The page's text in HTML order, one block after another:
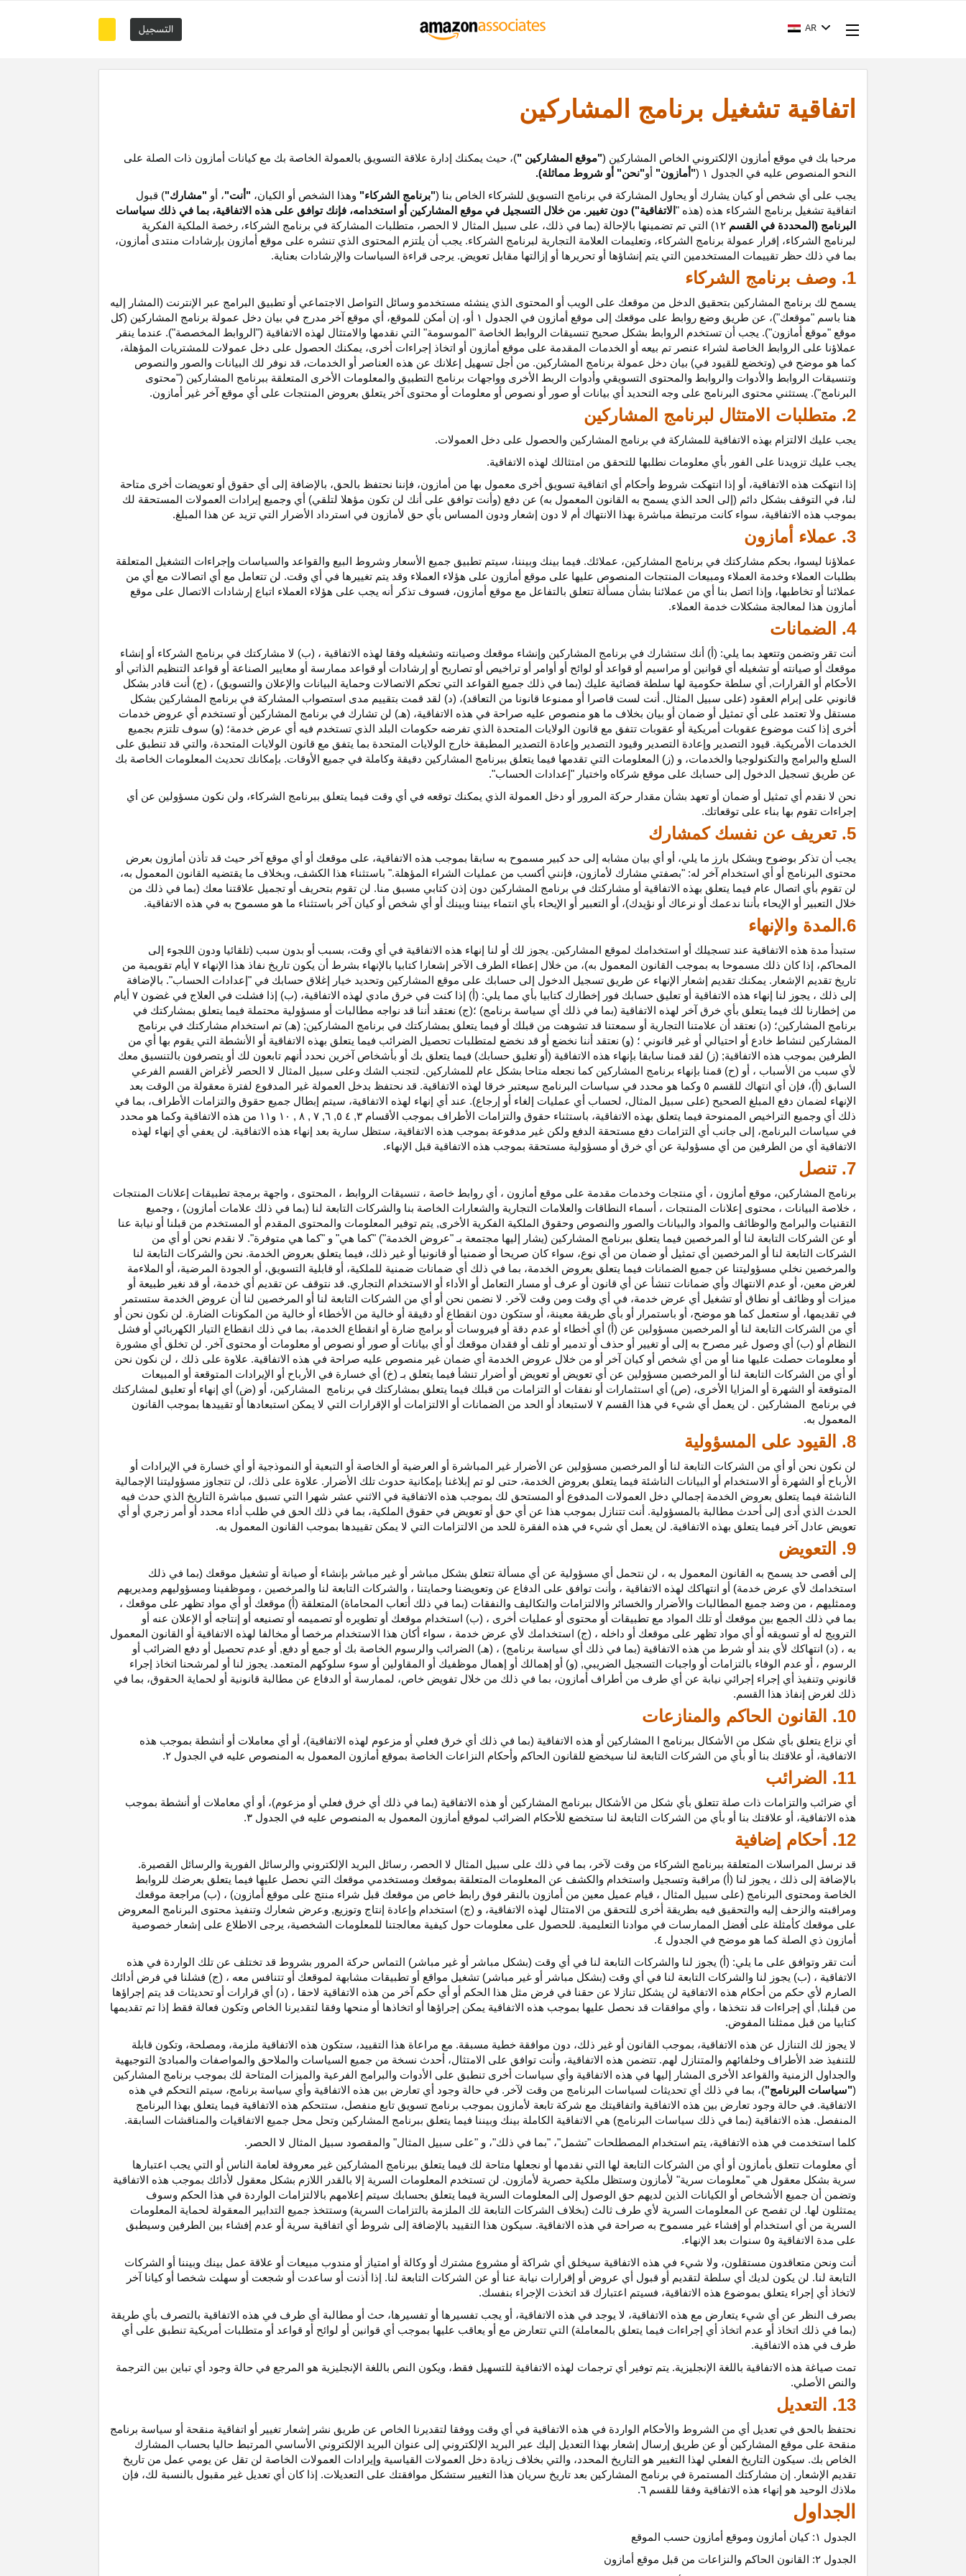
التسجيل AR
اتفاقية تشغيل برنامج المشاركين
مرحبا بك في موقع أمازون الإلكتروني الخاص المشاركين ("موقع المشاركين ")، حيث يمكنك إدارة علاقة التسويق بالعمولة الخاصة بك مع كيانات أمازون ذات الصلة على
النحو المنصوص عليه في الجدول ۱ ( "أمازون" أو"نحن" أو شروط مماثلة).
يجب على أي شخص أو كيان يشارك أو يحاول المشاركة في برنامج التسويق للشركاء الخاص بنا ("برنامج الشركاء" وهذا الشخص أو الكيان، "أنت"، أو "مشارك") قبول
اتفاقية تشغيل برنامج الشركاء هذه (هذه " الاتفاقية") دون تغيير. من خلال التسجيل في موقع المشاركين أو استخدامه، فإنك توافق على هذه الاتفاقية، بما في ذلك سياسات
البرنامج (المحددة في القسم ۱۲) التي تم تضمينها بالإحالة (بما في ذلك، على سبيل المثال لا الحصر، متطلبات المشاركة في برنامج الشركاء، رخصة الملكية الفكرية
لبرنامج الشركاء،
إقرار عمولة برنامج الشركاء، وتعليمات العلامة التجارية لبرنامج الشركاء. يجب أن يلتزم المحتوى الذي تنشره على موقع أمازون بإرشادات منتدى أمازون،
بما في ذلك حظر تقييمات المستخدمين التي يتم إنشاؤها أو تحريرها أو إزالتها مقابل تعويض. يرجى قراءة السياسات والإرشادات بعناية.
1. وصف برنامج الشركاء
يسمح لك برنامج المشاركين بتحقيق الدخل من موقعك على الويب أو المحتوى الذي ينشئه مستخدمو وسائل التواصل الاجتماعي أو تطبيق البرامج عبر الإنترنت (المشار إليه
هنا باسم "موقعك")، عن طريق وضع روابط على موقعك إلى موقع أمازون في الجدول ۱ أو، إن أمكن للموقع، أي موقع آخر مدرج في بيان دخل عمولة برنامج المشاركين (كل
موقع "موقع أمازون"). يجب أن تستخدم الروابط بشكل صحيح تنسيقات الروابط الخاصة "الموسومة" التي نقدمها والامتثال لهذه الاتفاقية ("الروابط المخصصة"). عندما ينقر
عملاؤنا على الروابط الخاصة لشراء عنصر تم بيعه أو الخدمات المقدمة على موقع أمازون أو اتخاذ إجراءات أخرى، يمكنك الحصول على دخل عمولات للمشتريات
المؤهلة،
كما هو موضح في (وتخضع للقيود في) بيان دخل عمولة برنامج المشاركين. من أجل تسهيل إعلانك عن هذه العناصر أو
الخدمات، قد نوفر لك البيانات والصور والنصوص
وتنسيقات الروابط والأدوات والروابط والمحتوى التسويقي وأدوات الربط الأخرى وواجهات برنامج التطبيق والمعلومات الأخرى المتعلقة ببرنامج المشاركين ("محتوى
البرنامج"). يستثني محتوى البرنامج على وجه التحديد أي بيانات أو صور أو نصوص أو معلومات أو محتوى آخر يتعلق بعروض المنتجات على أي موقع آخر غير أمازون.
2. متطلبات الامتثال لبرنامج المشاركين
يجب عليك الالتزام بهذه الاتفاقية للمشاركة في برنامج المشاركين والحصول على دخل العمولات.
يجب عليك تزويدنا على الفور بأي معلومات نطلبها للتحقق من امتثالك لهذه الاتفاقية.
إذا انتهكت هذه
الاتفاقية، أو إذا انتهكت شروط وأحكام أي اتفاقية تسويق أخرى معمول بها من أمازون، فإننا نحتفظ بالحق، بالإضافة إلى أي حقوق أو تعويضات أخرى متاحة
لنا، في التوقف بشكل دائم (إلى الحد الذي يسمح به القانون المعمول به) عن دفع (وأنت توافق على أنك لن تكون مؤهلا لتلقي) أي وجميع إيرادات العمولات المستحقة لك
بموجب هذه
الاتفاقية، سواء كانت مرتبطة مباشرة بهذا الانتهاك أم لا دون إشعار ودون المساس بأي حق لأمازون في استرداد الأضرار التي تزيد عن هذا المبلغ.
3. عملاء أمازون
عملاؤنا ليسوا، بحكم مشاركتك في برنامج المشاركين، عملائك. فيما بينك وبيننا، سيتم تطبيق جميع الأسعار وشروط البيع والقواعد والسياسات وإجراءات التشغيل المتعلقة
بطلبات العملاء وخدمة العملاء ومبيعات المنتجات المنصوص عليها على موقع أمازون على هؤلاء العملاء وقد يتم تغييرها في أي وقت. لن تتعامل مع أي اتصالات مع أي من
عملائنا أو تخاطبها، وإذا اتصل بنا أي من عملائنا بشأن مسألة تتعلق بالتفاعل مع موقع أمازون، فسوف تذكر أنه يجب على هؤلاء العملاء اتباع إرشادات الاتصال على موقع
أمازون هذا لمعالجة مشكلات خدمة العملاء.
4. الضمانات
أنت تقر وتضمن وتتعهد بما يلي: (أ) أنك ستشارك في برنامج المشاركين وإنشاء موقعك وصيانته وتشغيله وفقا لهذه الاتفاقية ، (ب) لا مشاركتك في برنامج الشركاء أو إنشاء
موقعك أو صيانته أو تشغيله أي قوانين أو مراسيم أو قواعد أو لوائح أو أوامر أو تراخيص أو تصاريح أو إرشادات أو قواعد ممارسة أو معايير الصناعة أو قواعد التنظيم الذاتي أو
الأحكام أو القرارات, أي سلطة حكومية لها سلطة قضائية عليك (بما في ذلك جميع القواعد التي تحكم الاتصالات وحماية البيانات والإعلان والتسويق) ، (ج) أنت قادر بشكل
قانوني على إبرام العقود (على سبيل المثال. أنت لست قاصرا أو ممنوعا قانونا من التعاقد)، (د) لقد قمت بتقييم مدى استصواب
المشاركة في برنامج المشاركين بشكل
مستقل ولا تعتمد على أي تمثيل أو ضمان أو بيان بخلاف ما هو منصوص عليه صراحة في هذه الاتفاقية، (هـ) لن تشارك في برنامج المشاركين أو تستخدم أي عروض خدمات
أخرى إذا كنت موضوع عقوبات أمريكية أو عقوبات تتفق مع قانون الولايات المتحدة الذي تفرضه حكومات البلد الذي تستخدم فيه أي عرض خدمة؛ (و) سوف تلتزم بجميع
الخدمات الأمريكية. قيود التصدير وإعادة التصدير وقيود التصدير وإعادة التصدير المطبقة خارج الولايات المتحدة بما يتفق مع قانون الولايات المتحدة، والتي قد تنطبق على
السلع والبرامج والتكنولوجيا والخدمات، و (ز) المعلومات التي تقدمها فيما يتعلق ببرنامج المشاركين دقيقة وكاملة في جميع الأوقات. بإمكانك تحديث المعلومات الخاصة بك
عن طريق تسجيل الدخول إلى حسابك على موقع شركاه واختيار "إعدادات الحساب".
نحن لا نقدم أي تمثيل أو ضمان أو تعهد بشأن مقدار حركة المرور أو دخل العمولة الذي يمكنك توقعه في أي وقت فيما يتعلق ببرنامج الشركاء، ولن نكون مسؤولين عن أي
إجراءات تقوم بها بناء على توقعاتك.
5. تعريف عن نفسك كمشارك
يجب أن تذكر بوضوح وبشكل بارز ما يلي، أو أي بيان مشابه إلى حد كبير مسموح به سابقا بموجب هذه الاتفاقية، على موقعك أو أي موقع آخر حيث قد تأذن أمازون بعرض
محتوى البرنامج أو أي استخدام آخر له: "بصفتي مشارك لأمازون، فإنني أكسب من عمليات الشراء المؤهلة." باستثناء هذا الكشف، وبخلاف ما يقتضيه القانون المعمول به،
لن تقوم بأي اتصال عام فيما يتعلق بهذه الاتفاقية أو مشاركتك في برنامج المشاركين دون إذن كتابي مسبق منا. لن تقوم بتحريف أو تجميل علاقتنا معك (بما في ذلك من
خلال التعبير أو الإيحاء بأننا ندعمك أو نرعاك أو نؤيدك)، أو التعبير أو الإيحاء بأي انتماء بيننا وبينك أو أي شخص أو كيان آخر باستثناء ما هو مسموح به في هذه الاتفاقية.
6.المدة والإنهاء
ستبدأ مدة هذه الاتفاقية عند تسجيلك أو استخدامك لموقع المشاركين. يجوز لك أو لنا إنهاء هذه الاتفاقية في أي وقت، بسبب أو بدون سبب (تلقائيا ودون اللجوء إلى
المحاكم، إذا كان ذلك مسموحا به بموجب القانون المعمول به)، من خلال إعطاء الطرف الآخر إشعارا كتابيا بالإنهاء بشرط أن يكون تاريخ نفاذ هذا الإنهاء ۷ أيام تقويمية من
تاريخ تقديم الإشعار. يمكنك تقديم إشعار الإنهاء عن طريق تسجيل الدخول إلى حسابك على موقع المشاركين وتحديد خيار إغلاق حسابك في "إعدادات الحساب". بالإضافة
إلى ذلك ، يجوز لنا إنهاء هذه الاتفاقية أو تعليق حسابك فور إخطارك كتابيا بأي مما يلي: (أ) إذا كنت في خرق مادي لهذه الاتفاقية، (ب) إذا فشلت في العلاج في غضون ۷ أيام
من إخطارنا لك فيما يتعلق بأي خرق آخر لهذه الاتفاقية (بما في ذلك أي سياسة برنامج) ؛(ج) نعتقد أننا قد نواجه مطالبات أو مسؤولية محتملة فيما يتعلق بمشاركتك في
برنامج المشاركين؛ (د) نعتقد أن علامتنا التجارية أو سمعتنا قد تشوهت من قبلك أو فيما يتعلق بمشاركتك في برنامج المشاركين; (هـ) تم استخدام مشاركتك في برنامج
المشاركين لنشاط خادع أو احتيالي أو غير قانوني ؛ (و) نعتقد أننا نخضع أو قد نخضع لمتطلبات تحصيل الضرائب فيما يتعلق بهذه الاتفاقية أو الأنشطة التي يقوم بها أي من
الطرفين بموجب هذه الاتفاقية; (ز) لقد قمنا سابقا بإنهاء هذه الاتفاقية (أو تغليق حسابك) فيما يتعلق بك أو بأشخاص آخرين نحدد أنهم تابعون لك أو يتصرفون بالتنسيق معك
لأي سبب من الأسباب ، أو (ح) قمنا بإنهاء برنامج المشاركين كما نجعله متاحا بشكل عام للمشاركين. لتجنب الشك وعلى سبيل المثال لا الحصر لأغراض القسم الفرعي
السابق (أ)، فإن أي انتهاك للقسم ٥ وكما هو محدد في سياسات البرنامج سيعتبر خرقا لهذه الاتفاقية. قد نحتفظ بدخل العمولة غير المدفوع لفترة معقولة من الوقت بعد
الإنهاء لضمان دفع المبلغ الصحيح (على سبيل المثال، لحساب أي عمليات إلغاء أو إرجاع). عند أي إنهاء لهذه
الاتفاقية، سيتم إبطال جميع حقوق والتزامات الأطراف، بما في
ذلك أي وجميع التراخيص الممنوحة فيما يتعلق بهذه
الاتفاقية، باستثناء حقوق والتزامات الأطراف بموجب الأقسام ۳, ٤ ٥, ٦, ۷ , ۸ , ۱۰ و۱۱ من هذه الاتفاقية وكما هو محدد
في سياسات البرنامج، إلى جانب أي التزامات دفع مستحقة
الدفع ولكن غير مدفوعة بموجب هذه الاتفاقية، ستظل سارية بعد إنهاء هذه الاتفاقية. لن يعفي أي إنهاء لهذه
الاتفاقية أي من الطرفين من أي مسؤولية عن أي خرق أو مسؤولية مستحقة بموجب هذه الاتفاقية قبل الإنهاء.
7. تنصل
برنامج المشاركين، موقع أمازون ، أي منتجات وخدمات مقدمة على موقع أمازون ، أي روابط خاصة ، تنسيقات الروابط ، المحتوى ، واجهة برمجة تطبيقات إعلانات المنتجات
، خلاصة البيانات ، محتوى إعلانات المنتجات ، أسماء النطاقات والعلامات التجارية والشعارات الخاصة بنا والشركات التابعة لنا (بما في ذلك علامات أمازون) ، وجميع
التقنيات والبرامج والوظائف والمواد والبيانات والصور والنصوص وحقوق الملكية الفكرية الأخرى, يتم توفير المعلومات والمحتوى المقدم أو المستخدم من قبلنا أو نيابة عنا
أو عن الشركات التابعة لنا أو المرخصين فيما يتعلق ببرنامج المشاركين (يشار إليها مجتمعة بـ "عروض الخدمة") "كما هي" و "كما هي متوفرة". لا نقدم نحن أو أي من
الشركات التابعة لنا أو المرخصين أي تمثيل أو ضمان من أي نوع، سواء كان صريحا أو ضمنيا أو قانونيا أو غير ذلك، فيما يتعلق بعروض الخدمة. نحن والشركات التابعة لنا
والمرخصين نخلي مسؤوليتنا عن جميع الضمانات فيما يتعلق بعروض الخدمة، بما في ذلك أي ضمانات ضمنية للملكية، أو قابلية التسويق، أو الجودة المرضية، أو الملاءمة
لغرض معين، أو عدم الانتهاك وأي ضمانات تنشأ عن أي قانون أو عرف أو مسار التعامل أو الأداء أو الاستخدام التجاري. قد نتوقف عن تقديم أي خدمة، أو قد نغير طبيعة أو
ميزات أو وظائف أو نطاق أو تشغيل أي عرض خدمة، في أي وقت ومن وقت لآخر. لا نضمن نحن أو أي من الشركات التابعة لنا أو المرخصين لنا أن عروض الخدمة ستستمر
في تقديمها، أو ستعمل كما هو موضح، أو باستمرار أو بأي طريقة معينة، أو ستكون دون انقطاع أو دقيقة أو خالية من الأخطاء أو خالية من المكونات الضارة. لن نكون نحن أو
أي من الشركات التابعة لنا أو المرخصين مسؤولين عن (أ) أي أخطاء أو عدم دقة أو فيروسات أو برامج ضارة أو انقطاع الخدمة، بما في ذلك انقطاع
التيار الكهربائي أو فشل
النظام أو (ب) أي وصول غير مصرح به إلى أو تغيير أو حذف أو تدمير أو تلف أو فقدان موقعك أو أي بيانات أو صور أو نصوص أو معلومات أو محتوى آخر. لن تخلق أي مشورة
أو معلومات حصلت عليها منا أو من أي شخص أو كيان آخر أو من خلال عروض الخدمة أي ضمان غير منصوص عليه صراحة في هذه الاتفاقية. علاوة على ذلك ، لن نكون نحن
أو أي من الشركات التابعة لنا أو المرخصين مسؤولين عن أي تعويض أو تعويض أو أضرار تنشأ فيما يتعلق بـ (خ) أي خسارة في
الأرباح أو الإيرادات المتوقعة أو المبيعات
المتوقعة أو الشهرة أو المزايا
الأخرى، (ص) أي استثمارات أو نفقات أو التزامات من قبلك فيما يتعلق بمشاركتك في برنامج المشاركين، أو (ض) أي إنهاء أو تعليق لمشاركتك
في برنامج المشاركين . لن يعمل أي شيء في هذا القسم ۷ لاستبعاد أو الحد من الضمانات أو الالتزامات أو الإقرارات التي لا يمكن استبعادها أو تقييدها بموجب القانون
المعمول به.
8. القيود على المسؤولية
لن نكون نحن أو أي من الشركات التابعة لنا أو المرخصين مسؤولين عن الأضرار غير المباشرة أو العرضية أو الخاصة أو التبعية أو النموذجية أو أي خسارة في الإيرادات أو
الأرباح أو الشهرة أو الاستخدام أو البيانات الناشئة فيما يتعلق بعروض الخدمة، حتى لو تم إبلاغنا بإمكانية حدوث تلك الأضرار. علاوة على ذلك، لن تتجاوز مسؤوليتنا الإجمالية
الناشئة فيما يتعلق بعروض الخدمة إجمالي دخل العمولات المدفوع أو المستحق لك بموجب هذه الاتفاقية في الاثني عشر شهرا التي تسبق مباشرة التاريخ الذي حدث فيه
الحدث الذي أدى إلى أحدث مطالبة بالمسؤولية. أنت تتنازل بموجب هذا عن أي حق أو تعويض في حقوق الملكية، بما في ذلك الحق في طلب أداء محدد أو أمر زجري أو أي
تعويض عادل آخر فيما يتعلق بهذه الاتفاقية. لن يعمل أي شيء في هذه الفقرة للحد من الالتزامات التي لا يمكن تقييدها بموجب القانون المعمول به.
9. التعويض
إلى أقصى حد يسمح به القانون المعمول به ، لن نتحمل أي مسؤولية عن أي مسألة تتعلق بشكل مباشر أو غير مباشر بإنشاء أو صيانة أو تشغيل موقعك (بما في ذلك
استخدامك لأي عرض خدمة) أو انتهاكك لهذه الاتفاقية ، وأنت توافق على الدفاع عن وتعويضنا وحمايتنا ، والشركات التابعة لنا والمرخصين ، وموظفينا ومسؤوليهم ومديريهم
وممثليهم ، من وضد جميع المطالبات والأضرار والخسائر والالتزامات والتكاليف والنفقات (بما في ذلك أتعاب المحاماة) المتعلقة (أ) موقعك أو أي مواد تظهر على موقعك ،
بما في ذلك الجمع بين موقعك أو تلك المواد مع تطبيقات أو محتوى أو عمليات أخرى ، (ب) استخدام موقعك أو تطويره أو تصميمه أو تصنيعه أو إنتاجه أو الإعلان عنه أو
الترويج له أو تسويقه أو أي مواد تظهر على موقعك أو داخله ، (ج) استخدامك لأي عرض خدمة ، سواء أكان هذا الاستخدام مرخصا أو مخالفا لهذه الاتفاقية أو القانون المعمول
به ، (د) انتهاكك لأي بند أو شرط من هذه الاتفاقية (بما في ذلك أي سياسة برنامج) ، (هـ) الضرائب والرسوم الخاصة بك أو جمع أو دفع, أو عدم تحصيل أو دفع الضرائب أو
الرسوم ، أو عدم الوفاء بالتزامات أو واجبات التسجيل الضريبي, (و) أو إهمالك أو إهمال موظفيك أو المقاولين أو سوء سلوكهم المتعمد. يجوز لنا أو لمرشحنا اتخاذ إجراء
قانوني وتنفيذ أي إجراء إجرائي نيابة عن أي طرف من أطراف أمازون، بما في ذلك من خلال تفويض خاص، لممارسة أو الدفاع عن مطالبة قانونية أو لحماية الحقوق، بما في
ذلك لغرض إنفاذ هذا القسم.
10. القانون الحاكم والمنازعات
أي نزاع يتعلق بأي شكل من الأشكال ببرنامج ا المشاركين أو هذه الاتفاقية (بما في ذلك أي خرق فعلي أو مزعوم لهذه الاتفاقية)، أو أي معاملات أو أنشطة بموجب هذه
الاتفاقية، أو علاقتك بنا أو بأي من الشركات التابعة لنا سيخضع للقانون الحاكم وأحكام النزاعات الخاصة بموقع أمازون المعمول به المنصوص عليه في الجدول ۲.
11. الضرائب
أي ضرائب والتزامات ذات صلة تتعلق بأي شكل من الأشكال ببرنامج المشاركين أو هذه الاتفاقية (بما في ذلك أي خرق فعلي أو مزعوم)، أو أي معاملات أو أنشطة بموجب
هذه الاتفاقية، أو علاقتك بنا أو بأي من الشركات التابعة لنا ستخضع للأحكام الضرائب لموقع أمازون المعمول به المنصوص عليه في الجدول ۳.
12. أحكام إضافية
قد نرسل المراسلات المتعلقة ببرنامج الشركاء من وقت لآخر، بما في ذلك على سبيل المثال لا الحصر، رسائل البريد الإلكتروني والرسائل الفورية والرسائل القصيرة.
بالإضافة إلى ذلك ، يجوز لنا (أ) مراقبة وتسجيل واستخدام والكشف عن المعلومات المتعلقة بموقعك ومستخدمي موقعك التي نحصل عليها فيما يتعلق بعرضك للروابط
الخاصة ومحتوى البرنامج (على سبيل المثال ، قيام عميل معين من أمازون بالنقر فوق رابط خاص من موقعك قبل شراء منتج على موقع أمازون) ، (ب) مراجعة موقعك
ومراقبته والزحف إليه والتحقيق فيه بطريقة أخرى للتحقق من الامتثال لهذه الاتفاقية، و (ج) استخدام وإعادة إنتاج وتوزيع, وعرض شعارك وتنفيذ محتوى البرنامج المعروض
على موقعك كأمثلة على أفضل الممارسات في موادنا التعليمية. للحصول على معلومات حول كيفية معالجتنا للمعلومات الشخصية، يرجى الاطلاع على إشعار خصوصية
أمازون ذي الصلة كما هو موضح في الجدول ٤.
أنت تقر وتوافق على ما يلي: (أ) يجوز لنا والشركات التابعة لنا في أي وقت (بشكل مباشر أو غير مباشر) التماس حركة المرور بشروط قد تختلف عن تلك الواردة في هذه
الاتفاقية ، (ب) يجوز لنا والشركات التابعة لنا في أي وقت (بشكل مباشر أو غير مباشر) تشغيل مواقع أو تطبيقات مشابهة لموقعك أو تتنافس معه ، (ج) فشلنا في فرض أدائك
الصارم لأي حكم من أحكام هذه الاتفاقية لن يشكل تنازلا عن حقنا في فرض مثل هذا الحكم أو أي حكم آخر من هذه الاتفاقية لاحقا ، (د) أي قرارات أو تحديثات قد يتم إجراؤها
من قبلنا, أي إجراءات قد نتخذها ، وأي موافقات قد نحصل عليها بموجب هذه الاتفاقية يمكن إجراؤها أو اتخاذها أو منحها وفقا لتقديرنا الخاص وتكون فعالة فقط إذا تم تقديمها
كتابيا من قبل ممثلنا المفوض.
لا يجوز لك التنازل عن هذه الاتفاقية، بموجب القانون أو غير ذلك، دون موافقة خطية مسبقة. مع مراعاة هذا التقييد، ستكون هذه الاتفاقية ملزمة، ومصلحة، وتكون قابلة
للتنفيذ ضد الأطراف وخلفائهم والمتنازل لهم. تتضمن هذه الاتفاقية، وأنت توافق على الامتثال، أحدث نسخة من جميع السياسات والملاحق والمواصفات والمبادئ التوجيهية
والجداول الزمنية والقواعد الأخرى المشار إليها في هذه الاتفاقية وأي سياسات أخرى تنطبق على الأدوات والبرامج الفرعية والميزات المتاحة لك بموجب برنامج المشاركين
("سياسات البرنامج")، بما في ذلك أي تحديثات لسياسات البرنامج من وقت لآخر. في حالة وجود أي تعارض بين هذه الاتفاقية وأي سياسة برنامج، سيتم التحكم في هذه
الاتفاقية. في حالة وجود تعارض بين هذه الاتفاقية واتفاقيتك مع شركة تابعة لأمازون بموجب برنامج تسويق تابع منفصل، ستتحكم هذه الاتفاقية فيما يتعلق بهذا البرنامج
المنفصل. هذه الاتفاقية (بما في ذلك سياسات البرنامج) هي الاتفاقية الكاملة بينك وبيننا فيما يتعلق ببرنامج المشاركين وتحل محل جميع الاتفاقيات والمناقشات السابقة.
كلما استخدمت في هذه الاتفاقية، يتم استخدام المصطلحات "تشمل"، "بما في ذلك"، و "على سبيل المثال" والمقصود سبيل المثال لا الحصر.
أي معلومات تتعلق بأمازون أو أي من الشركات التابعة لها التي نقدمها أو نجعلها متاحة لك فيما يتعلق ببرنامج المشاركين غير معروفة لعامة الناس أو التي يجب اعتبارها
سرية بشكل معقول هي "معلومات سرية" لأمازون وستظل ملكية حصرية لأمازون. لن تستخدم المعلومات السرية إلا بالقدر اللازم بشكل معقول لأدائك بموجب هذه الاتفاقية
وتضمن أن جميع الأشخاص أو الكيانات الذين لديهم حق الوصول إلى المعلومات السرية فيما يتعلق بحسابك سيتم إعلامهم بالالتزامات الواردة في هذا الحكم وسوف
يمتثلون لها. لن تفصح عن المعلومات السرية لأي طرف ثالث (بخلاف الشركات التابعة لك الملزمة بالتزامات السرية) وستتخذ جميع التدابير المعقولة لحماية المعلومات
السرية من أي استخدام أو إفشاء غير مسموح به صراحة في هذه الاتفاقية. سيكون هذا التقييد بالإضافة إلى شروط أي اتفاقية سرية أو عدم إفشاء بين الطرفين وسيطبق
على مدة الاتفاقية و٥ سنوات بعد الإنهاء.
أنت ونحن متعاقدون مستقلون، ولا شيء في هذه الاتفاقية سيخلق أي شراكة أو مشروع مشترك أو وكالة أو امتياز أو مندوب مبيعات أو علاقة عمل بينك وبيننا أو الشركات
التابعة لنا. لن يكون لديك أي سلطة لتقديم أو قبول أي عروض أو إقرارات نيابة عنا أو عن الشركات التابعة لنا. إذا أذنت أو ساعدت أو شجعت أو سهلت شخصا أو كيانا آخر
لاتخاذ أي إجراء يتعلق بموضوع هذه
الاتفاقية، فسيتم اعتبارك قد اتخذت الإجراء بنفسك.
بصرف النظر عن أي شيء يتعارض مع هذه
الاتفاقية، لا يوجد في هذه الاتفاقية، أو يجب تفسيرها أو تفسيرها، حث أو مطالبة أي طرف في هذه الاتفاقية بالتصرف بأي طريقة
(بما في ذلك اتخاذ أو عدم اتخاذ أي إجراءات فيما يتعلق بالمعاملة) التي تتعارض مع أو يعاقب عليها بموجب أي قوانين أو لوائح أو قواعد أو متطلبات أمريكية تنطبق على أي
طرف في هذه الاتفاقية.
تمت صياغة هذه الاتفاقية باللغة الإنجليزية. يتم توفير أي ترجمات لهذه الاتفاقية للتسهيل فقط، ويكون النص باللغة الإنجليزية هو المرجع في حالة وجود أي تباين بين
الترجمة
والنص
الأصلي.
13. التعديل
نحتفظ بالحق في تعديل أي من الشروط والأحكام الواردة في هذه الاتفاقية في أي وقت ووفقا لتقديرنا الخاص عن طريق نشر إشعار تغيير أو اتفاقية منقحة أو سياسة برنامج
منقحة على موقع المشاركين أو عن طريق إرسال إشعار بهذا التعديل إليك عبر البريد الإلكتروني إلى عنوان البريد الإلكتروني الأساسي المرتبط حاليا بحساب المشارك
الخاص بك. سيكون التاريخ الفعلي لهذا التغيير هو التاريخ
المحدد، والتي بخلاف زيادة دخل العمولات القياسية وإيرادات العمولات الخاصة لن تقل عن يومي عمل من تاريخ
تقديم الإشعار. إن مشاركتك المستمرة في برنامج المشاركين بعد تاريخ سريان هذا التغيير ستشكل موافقتك على التعديلات. إذا كان أي تعديل غير مقبول بالنسبة لك، فإن
ملاذك الوحيد هو إنهاء هذه الاتفاقية وفقا للقسم ٦.
الجداول
الجدول ۱:
كيان أمازون وموقع أمازون حسب الموقع
الجدول ۲: القانون الحاكم والنزاعات من قبل موقع أمازون